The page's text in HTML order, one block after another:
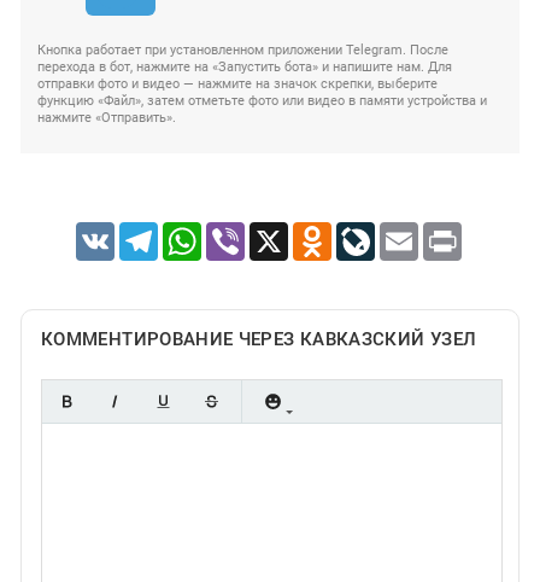
Кнопка работает при установленном приложении Telegram. После
перехода в бот, нажмите на «Запустить бота» и напишите нам. Для
отправки фото и видео — нажмите на значок скрепки, выберите
функцию «Файл», затем отметьте фото или видео в памяти устройства и
нажмите «Отправить».
VK TelegramWhatsApp
Viber X Odnoklassniki
LiveJournal
Email Print
КОММЕНТИРОВАНИЕ ЧЕРЕЗ КАВКАЗСКИЙ УЗЕЛ